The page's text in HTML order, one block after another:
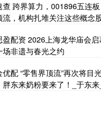
查 跨界算力，001896五连
流，机构扎堆关注这些概念
盈配资 2026上海龙华庙会
场非遗与春光之约
优配 “零售界顶流”再次将目
胖东来奶粉要来了！_于东